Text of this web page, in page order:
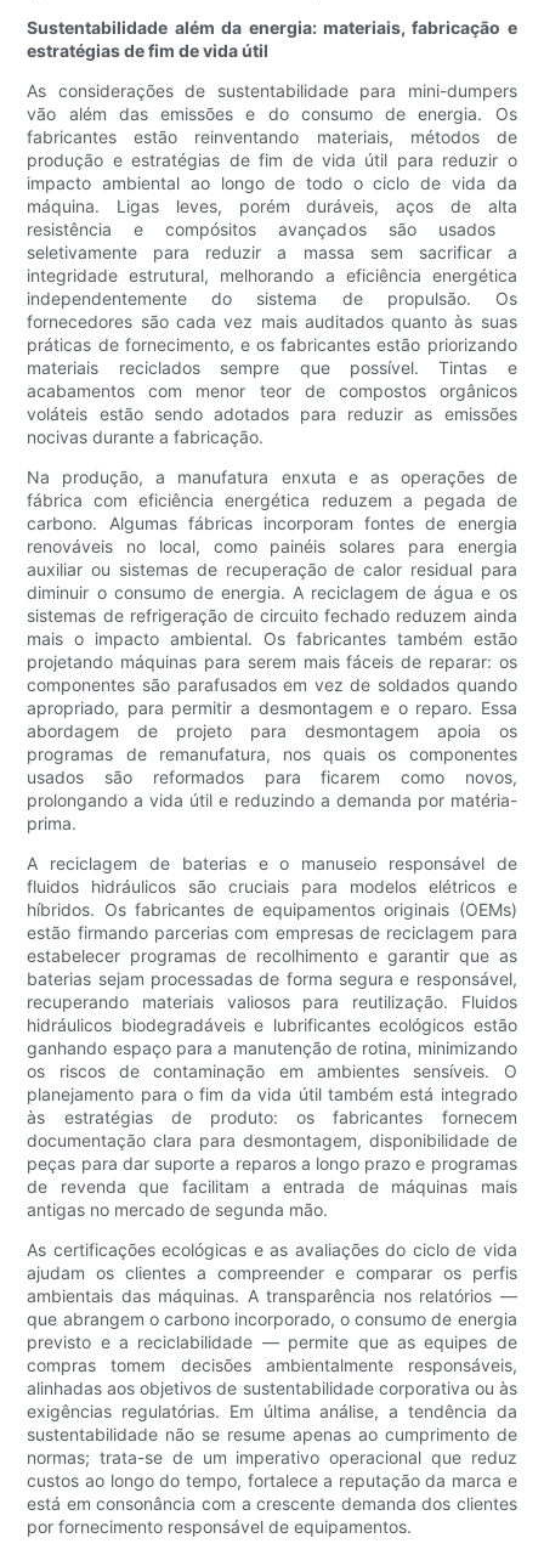
Sustentabilidade além da energia: materiais, fabricação e
estratégias de fim de vida útil
As considerações de sustentabilidade para mini-dumpers
vão além das emissões e do consumo de energia. Os
fabricantes estão reinventando materiais, métodos de
produção e estratégias de fim de vida útil para reduzir o
impacto ambiental ao longo de todo o ciclo de vida da
máquina. Ligas leves, porém duráveis, aços de alta
resistência e compósitos avançados são usados ​​
seletivamente para reduzir a massa sem sacrificar a
integridade estrutural, melhorando a eficiência energética
independentemente do sistema de propulsão. Os
fornecedores são cada vez mais auditados quanto às suas
práticas de fornecimento, e os fabricantes estão priorizando
materiais reciclados sempre que possível. Tintas e
acabamentos com menor teor de compostos orgânicos
voláteis estão sendo adotados para reduzir as emissões
nocivas durante a fabricação.
Na produção, a manufatura enxuta e as operações de
fábrica com eficiência energética reduzem a pegada de
carbono. Algumas fábricas incorporam fontes de energia
renováveis ​​no local, como painéis solares para energia
auxiliar ou sistemas de recuperação de calor residual para
diminuir o consumo de energia. A reciclagem de água e os
sistemas de refrigeração de circuito fechado reduzem ainda
mais o impacto ambiental. Os fabricantes também estão
projetando máquinas para serem mais fáceis de reparar: os
componentes são parafusados ​​em vez de soldados quando
apropriado, para permitir a desmontagem e o reparo. Essa
abordagem de projeto para desmontagem apoia os
programas de remanufatura, nos quais os componentes
usados ​​são reformados para ficarem como novos,
prolongando a vida útil e reduzindo a demanda por matéria-
prima.
A reciclagem de baterias e o manuseio responsável de
fluidos hidráulicos são cruciais para modelos elétricos e
híbridos. Os fabricantes de equipamentos originais (OEMs)
estão firmando parcerias com empresas de reciclagem para
estabelecer programas de recolhimento e garantir que as
baterias sejam processadas de forma segura e responsável,
recuperando materiais valiosos para reutilização. Fluidos
hidráulicos biodegradáveis ​​e lubrificantes ecológicos estão
ganhando espaço para a manutenção de rotina, minimizando
os riscos de contaminação em ambientes sensíveis. O
planejamento para o fim da vida útil também está integrado
às estratégias de produto: os fabricantes fornecem
documentação clara para desmontagem, disponibilidade de
peças para dar suporte a reparos a longo prazo e programas
de revenda que facilitam a entrada de máquinas mais
antigas no mercado de segunda mão.
As certificações ecológicas e as avaliações do ciclo de vida
ajudam os clientes a compreender e comparar os perfis
ambientais das máquinas. A transparência nos relatórios —
que abrangem o carbono incorporado, o consumo de energia
previsto e a reciclabilidade — permite que as equipes de
compras tomem decisões ambientalmente responsáveis,
alinhadas aos objetivos de sustentabilidade corporativa ou às
exigências regulatórias. Em última análise, a tendência da
sustentabilidade não se resume apenas ao cumprimento de
normas; trata-se de um imperativo operacional que reduz
custos ao longo do tempo, fortalece a reputação da marca e
está em consonância com a crescente demanda dos clientes
por fornecimento responsável de equipamentos.